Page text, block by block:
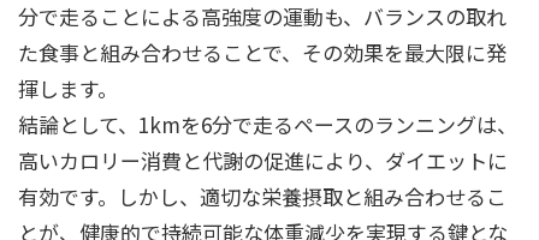
分で走ることによる高強度の運動も、バランスの取れ
た食事と組み合わせることで、その効果を最大限に発
揮します。
結論として、1kmを6分で走るペースのランニングは、
高いカロリー消費と代謝の促進により、ダイエットに
有効です。しかし、適切な栄養摂取と組み合わせるこ
とが、健康的で持続可能な体重減少を実現する鍵とな